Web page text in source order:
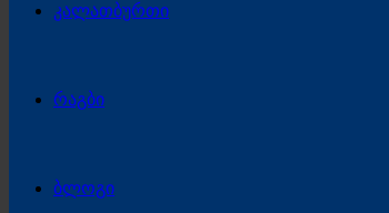
კალათბურთი
რაგბი
ბლოგი